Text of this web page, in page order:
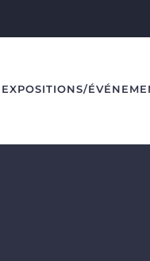
EXPOSITIONS/